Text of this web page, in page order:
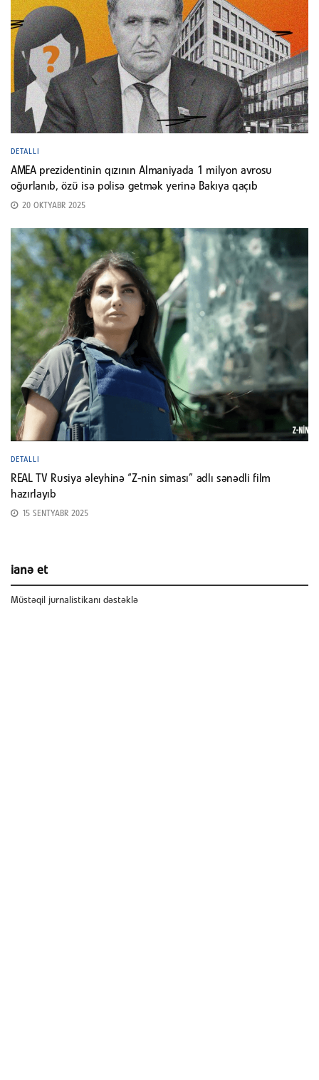
DETALLI
AMEA prezidentinin qızının Almaniyada 1 milyon avrosu
oğurlanıb, özü isə polisə getmək yerinə Bakıya qaçıb
20 OKTYABR 2025
DETALLI
REAL TV Rusiya əleyhinə “Z-nin siması” adlı sənədli film
hazırlayıb
15 SENTYABR 2025
ianə et
Müstəqil jurnalistikanı dəstəklə